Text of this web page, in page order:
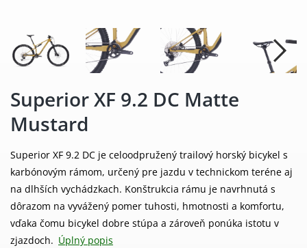
Superior XF 9.2 DC Matte
Mustard
Superior XF 9.2 DC je celoodpružený trailový horský bicykel s
karbónovým rámom, určený pre jazdu v technickom teréne aj
na dlhších vychádzkach. Konštrukcia rámu je navrhnutá s
dôrazom na vyvážený pomer tuhosti, hmotnosti a komfortu,
vďaka čomu bicykel dobre stúpa a zároveň ponúka istotu v
zjazdoch. Úplný popis